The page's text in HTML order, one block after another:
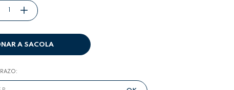
A SACOLA